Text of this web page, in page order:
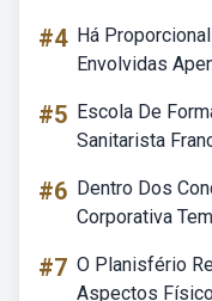
#4 Há
Envolvidas
#5 Escola De
Sanitarista
#6 Dentro Dos
Corporativa
#7 O Planisfério
Aspectos